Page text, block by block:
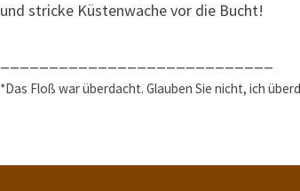
und stricke Küstenwache vor die Bucht!
*Das Floß war überdacht. Glauben Sie nicht, ich